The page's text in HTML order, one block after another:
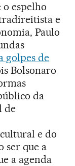
o espelho
e
Paulo
golpes de
Bolsonaro
da
de
e do
ser que a
a agenda